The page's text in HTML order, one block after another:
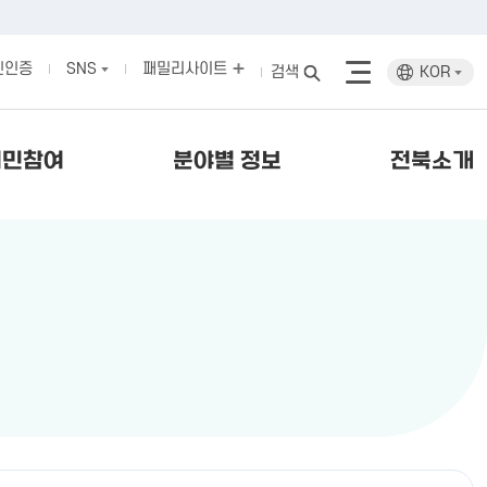
참여 분야별 정보 전북소개
인증 SNS 패밀리사이트 검색 KOR